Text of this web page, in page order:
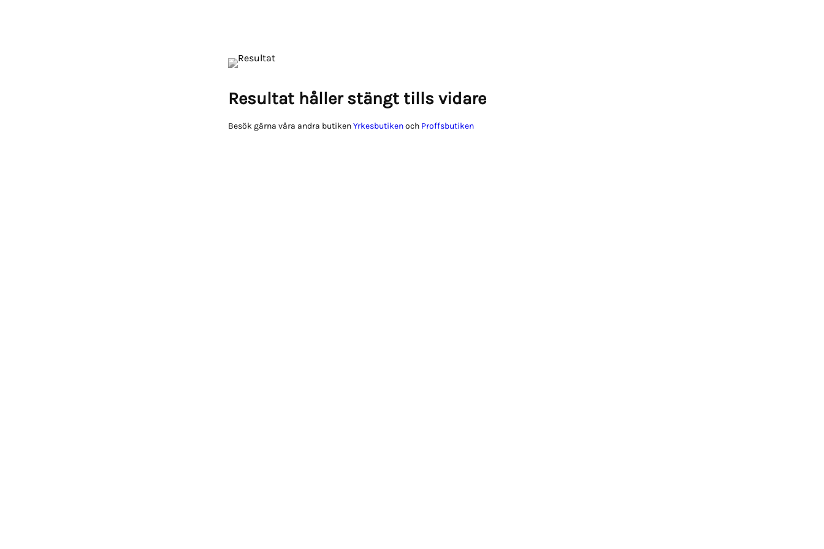
Resultat håller stängt tills vidare
Besök gärna våra andra butikenYrkesbutikenoch Proffsbutiken